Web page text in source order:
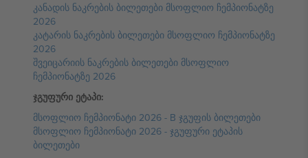
კანადის ნაკრების ბილეთები მსოფლიო ჩემპიონატზე
2026
კატარის ნაკრების ბილეთები მსოფლიო ჩემპიონატზე
2026
შვეიცარიის ნაკრების ბილეთები მსოფლიო
ჩემპიონატზე 2026
ჯგუფური ეტაპი:
მსოფლიო ჩემპიონატი 2026 - B ჯგუფის ბილეთები
მსოფლიო ჩემპიონატი 2026 - ჯგუფური ეტაპის
ბილეთები